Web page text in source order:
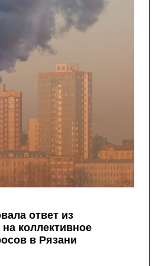
ответ из
коллективное
в Рязани